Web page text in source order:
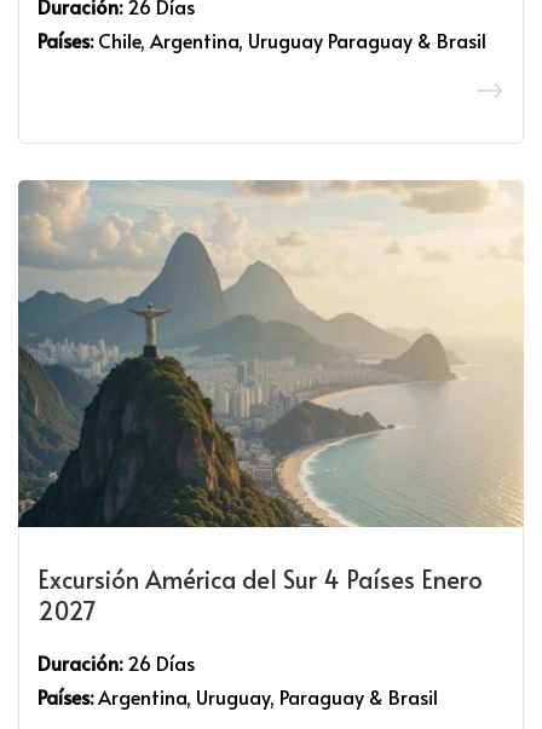
Duración:26 Días
Países:Chile, Argentina, Uruguay Paraguay & Brasil
Excursión América del Sur 4 Países Enero
2027
Duración:26 Días
Países:Argentina, Uruguay, Paraguay & Brasil